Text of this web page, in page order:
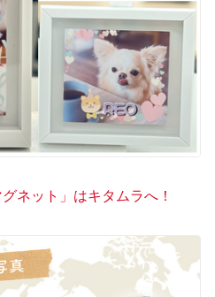
ネット」はキタムラへ！